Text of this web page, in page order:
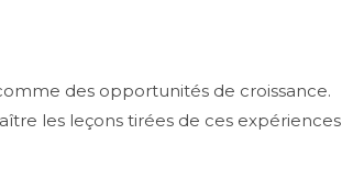
des opportunités de croissance.
les leçons tirées de ces expériences